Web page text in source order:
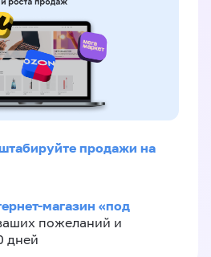
продажи на
магазин «‎под
пожеланий и
дней